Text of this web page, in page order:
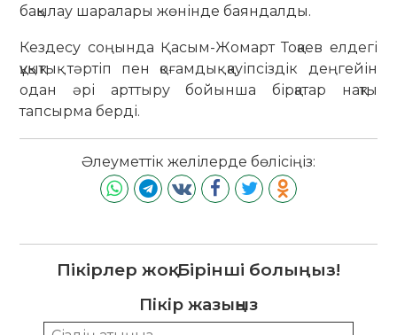
бақылау шаралары жөнінде баяндалды.
Кездесу соңында Қасым-Жомарт Тоқаев елдегі
құқықтық тәртіп пен қоғамдық қауіпсіздік деңгейін
одан әрі арттыру бойынша бірқатар нақты
тапсырма берді.
Әлеуметтік желілерде бөлісіңіз:
Пікірлер жоқ. Бірінші болыңыз!
Пікір жазыңыз